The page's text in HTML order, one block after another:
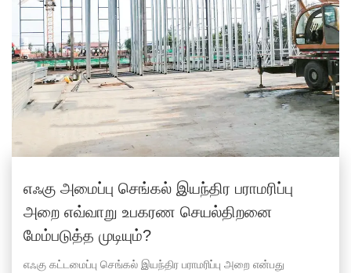
எஃகு அமைப்பு செங்கல் இயந்திர பராமரிப்பு
அறை எவ்வாறு உபகரண செயல்திறனை
மேம்படுத்த முடியும்?
எஃகு கட்டமைப்பு செங்கல் இயந்திர பராமரிப்பு அறை என்பது